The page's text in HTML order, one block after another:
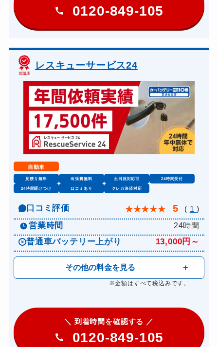
0120-849-105
レスキューサービス24
自動車
見積り無料 出張費無料 土日祝対応可 24時間受付
24時間駆けつけ 口コミあり クレカ決済対応
口コミ評価 ★★★★★ 5 ( 1)
営業時間 24時間
普通車バッテリー上がり 13,000円～
その他の料金を見る
※金額はすべて税込みです。
＼ 到着時間を確認する ／
0120-849-105